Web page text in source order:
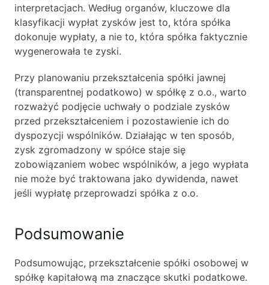
interpretacjach. Według organów, kluczowe dla
klasyfikacji wypłat zysków jest to, która spółka
dokonuje wypłaty, a nie to, która spółka faktycznie
wygenerowała te zyski.
Przy planowaniu przekształcenia spółki jawnej
(transparentnej podatkowo) w spółkę z o.o., warto
rozważyć podjęcie uchwały o podziale zysków
przed przekształceniem i pozostawienie ich do
dyspozycji wspólników. Działając w ten sposób,
zysk zgromadzony w spółce staje się
zobowiązaniem wobec wspólników, a jego wypłata
nie może być traktowana jako dywidenda, nawet
jeśli wypłatę przeprowadzi spółka z o.o.
Podsumowanie
Podsumowując, przekształcenie spółki osobowej w
spółkę kapitałową ma znaczące skutki podatkowe.